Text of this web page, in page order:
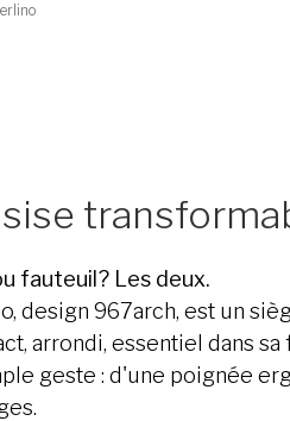
fauteuil? Les deux.
design 967arch, est un
arrondi, essentiel dans
geste : d'une poignée